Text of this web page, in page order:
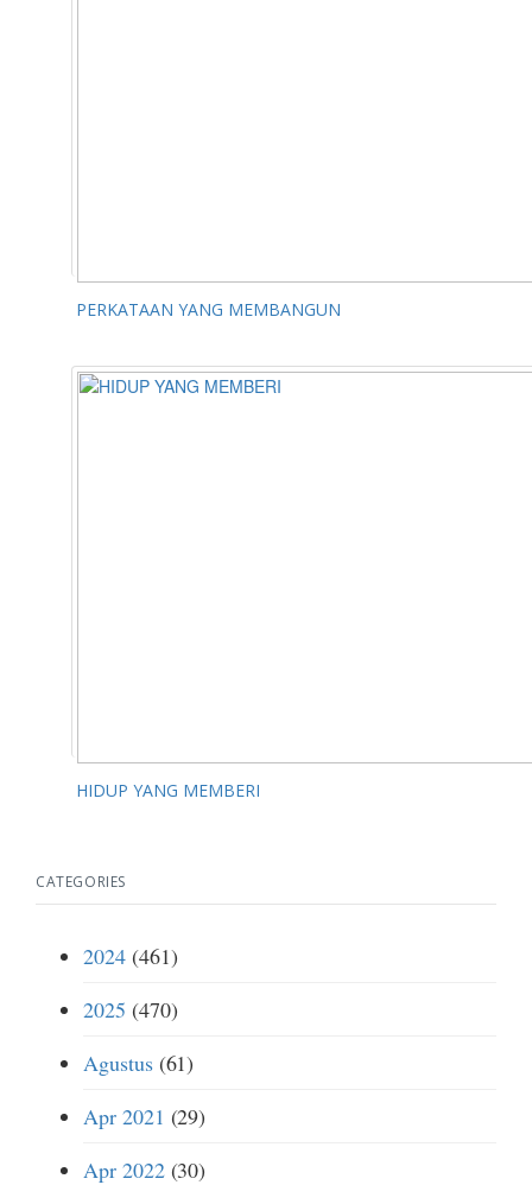
PERKATAAN YANG MEMBANGUN
HIDUP YANG MEMBERI
CATEGORIES
2024(461)
2025 (470)
Agustus(61)
Apr 2021 (29)
Apr 2022(30)